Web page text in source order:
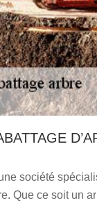
société
Que ce soit un